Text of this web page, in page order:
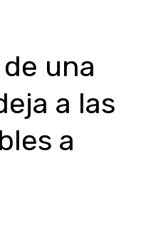
una
a las
a